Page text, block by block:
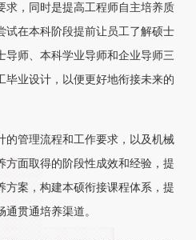
求，同时是提高工程师自主培养质
试在本科阶段提前让员工了解硕士
导师、本科学业导师和企业导师三
毕业设计，以便更好地衔接未来的
的管理流程和工作要求，以及机械
方面取得的阶段性成效和经验，提
方案，构建本硕衔接课程体系，提
贯通培养渠道。